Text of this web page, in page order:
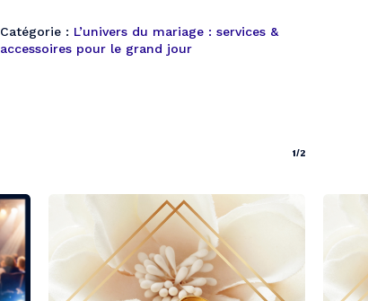
Catégorie : L’univers du mariage : services &
accessoires pour le grand jour
1/2